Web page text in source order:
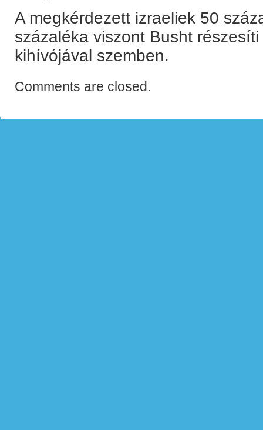
A megkérdezett izraeliek 50
százaléka viszont Busht
kihívójával szemben.
Comments are closed.